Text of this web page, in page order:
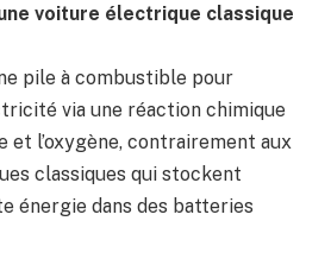
voiture électrique classique
pile à combustible pour
via une réaction chimique
et l’oxygène, contrairement aux
classiques qui stockent
énergie dans des batteries